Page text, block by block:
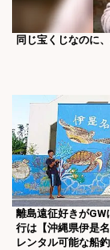
同じ宝くじなのに
離島遠征好きがGW
行は【沖縄県伊是
レンタル可能な船